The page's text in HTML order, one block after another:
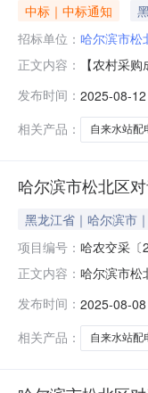
中标｜中标通知
招标单位： 哈尔滨市松
正文内容：
【农村采
121202.61
发布时间： 2025-08-
相关产品：
自来水站配
哈尔滨市松北区
黑龙江省｜哈尔滨市
项目编号： 哈农交采〔
正文内容： 哈尔滨市松
表》，现补
合作社联系
发布时间： 2025-08-
相关产品：
自来水站配